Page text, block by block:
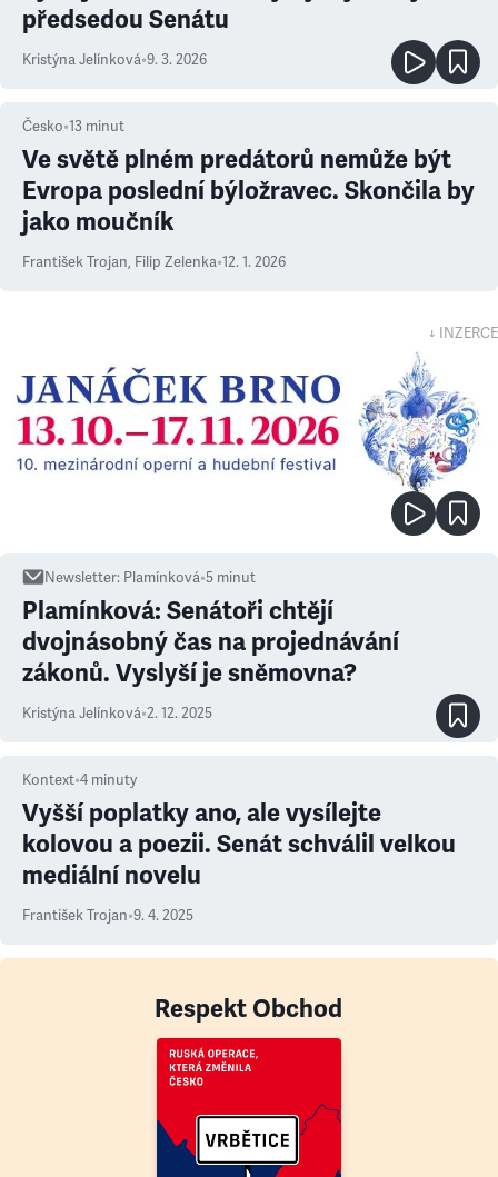
předsedou Senátu
Kristýna Jelínková•9. 3. 2026
Česko•13 minut
Ve světě plném predátorů nemůže být
Evropa poslední býložravec. Skončila by
jako moučník
František Trojan, Filip Zelenka•12. 1. 2026
↓ INZERCE
Newsletter: Plamínková•5 minut
Plamínková: Senátoři chtějí
dvojnásobný čas na projednávání
zákonů. Vyslyší je sněmovna?
Kristýna Jelínková•2. 12. 2025
Kontext•4 minuty
Vyšší poplatky ano, ale vysílejte
kolovou a poezii. Senát schválil velkou
mediální novelu
František Trojan•9. 4. 2025
Respekt Obchod